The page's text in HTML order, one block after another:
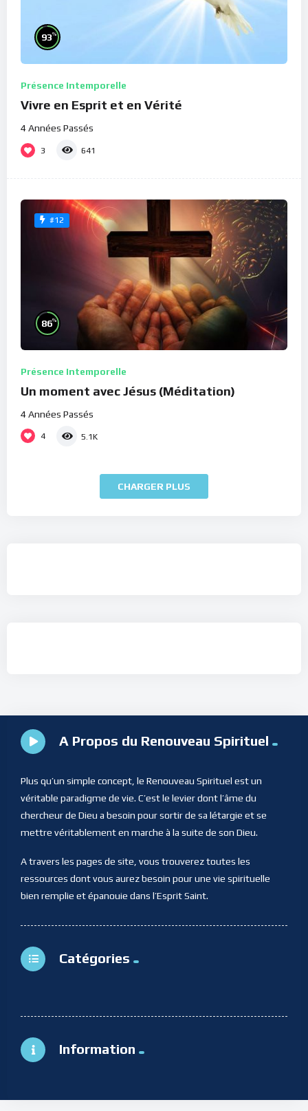
93%
Présence Intemporelle
Vivre en Esprit et en Vérité
4 Années Passés
3 641
#12
86%
Présence Intemporelle
Un moment avec Jésus (Méditation)
4 Années Passés
4 5.1K
CHARGER PLUS
A Propos du Renouveau Spirituel
Plus qu’un simple concept, le Renouveau Spirituel est un
véritable paradigme de vie. C’est le levier dont l’âme du
chercheur de Dieu a besoin pour sortir de sa létargie et se
mettre véritablement en marche à la suite de son Dieu.
A travers les pages de site, vous trouverez toutes les
ressources dont vous aurez besoin pour une vie spirituelle
bien remplie et épanouie dans l’Esprit Saint.
Catégories
Information